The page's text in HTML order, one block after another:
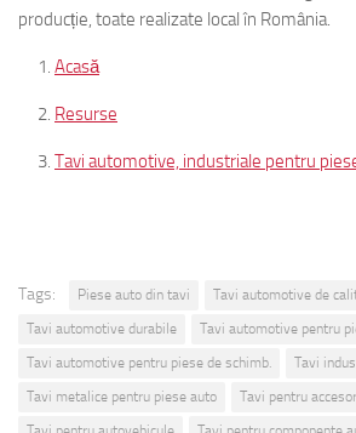
producție, toate realizate local în România.
Acasă
Resurse
Tavi automotive, industriale pentru
Tags: Piese auto din tavi
Tavi automotive de
Tavi automotive durabile
Tavi automotive pentru
Tavi automotive pentru piese de schimb.
Tavi
Tavi metalice pentru piese auto
Tavi pentru